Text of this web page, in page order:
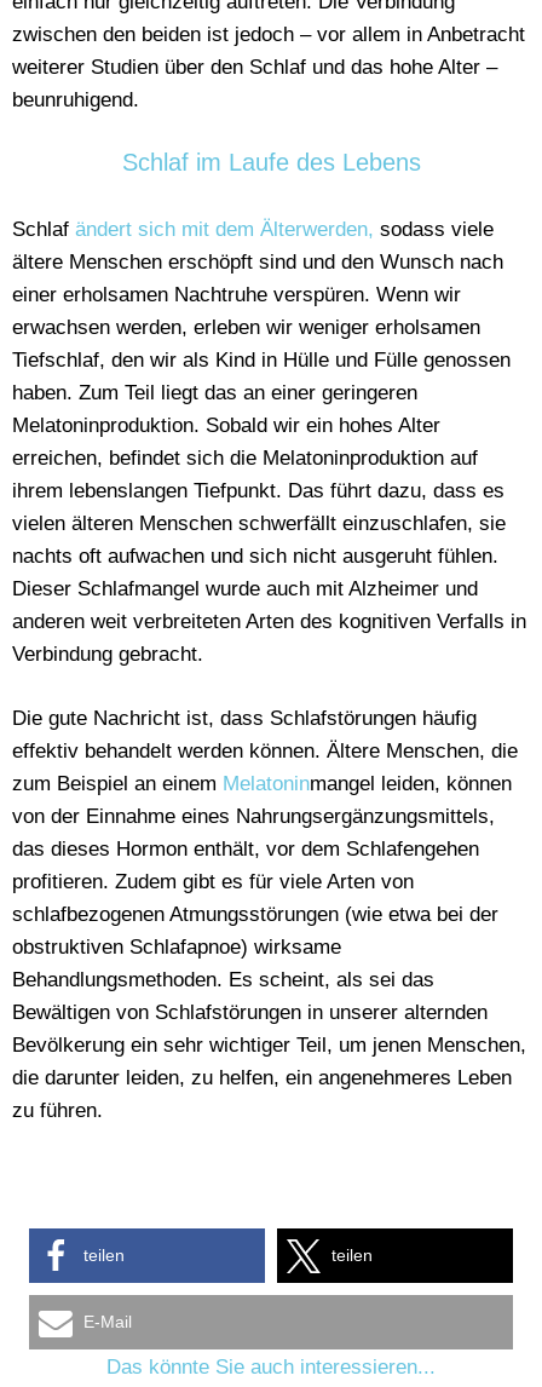
zwischen den beiden ist jedoch – vor allem in Anbetracht
weiterer Studien über den Schlaf und das hohe Alter –
beunruhigend.
Schlaf im Laufe des Lebens
Schlaf ändert sich mit dem Älterwerden, sodass viele
ältere Menschen erschöpft sind und den Wunsch nach
einer erholsamen Nachtruhe verspüren. Wenn wir
erwachsen werden, erleben wir weniger erholsamen
Tiefschlaf, den wir als Kind in Hülle und Fülle genossen
haben. Zum Teil liegt das an einer geringeren
Melatoninproduktion. Sobald wir ein hohes Alter
erreichen, befindet sich die Melatoninproduktion auf
ihrem lebenslangen Tiefpunkt. Das führt dazu, dass es
vielen älteren Menschen schwerfällt einzuschlafen, sie
nachts oft aufwachen und sich nicht ausgeruht fühlen.
Dieser Schlafmangel wurde auch mit Alzheimer und
anderen weit verbreiteten Arten des kognitiven Verfalls in
Verbindung gebracht.
Die gute Nachricht ist, dass Schlafstörungen häufig
effektiv behandelt werden können. Ältere Menschen, die
zum Beispiel an einem Melatoninmangel leiden, können
von der Einnahme eines Nahrungsergänzungsmittels,
das dieses Hormon enthält, vor dem Schlafengehen
profitieren. Zudem gibt es für viele Arten von
schlafbezogenen Atmungsstörungen (wie etwa bei der
obstruktiven Schlafapnoe) wirksame
Behandlungsmethoden. Es scheint, als sei das
Bewältigen von Schlafstörungen in unserer alternden
Bevölkerung ein sehr wichtiger Teil, um jenen Menschen,
die darunter leiden, zu helfen, ein angenehmeres Leben
zu führen.
teilen teilen
E-Mail
Das könnte Sie auch interessieren...